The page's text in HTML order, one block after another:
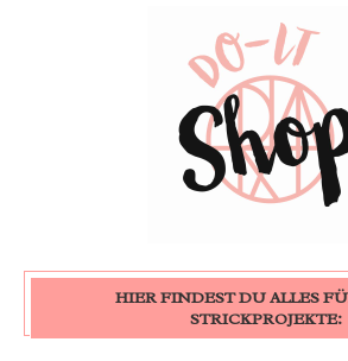
HIER FINDEST DU ALLES
STRICKPROJEKTE: